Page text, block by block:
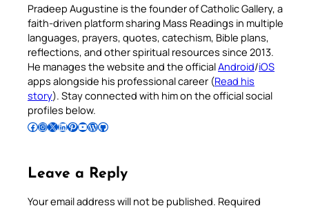
Pradeep Augustine is the founder of Catholic Gallery, a
faith-driven platform sharing Mass Readings in multiple
languages, prayers, quotes, catechism, Bible plans,
reflections, and other spiritual resources since 2013.
He manages the website and the officialAndroid/iOS
apps alongside his professional career (Read his
story). Stay connected with him on the official social
profiles below.
Follow Pradeep on Facebook Follow Pradeep on InstagramFollow Pradeep on X Follow Pradeep on LinkedIn Follow Pradeep on Pinterest Subscribe to Pradeep’s Youtube Channel Follow Pradeep on WordPress Follow Pradeep on GitHub
Leave a Reply
Your email address will not be published. Required